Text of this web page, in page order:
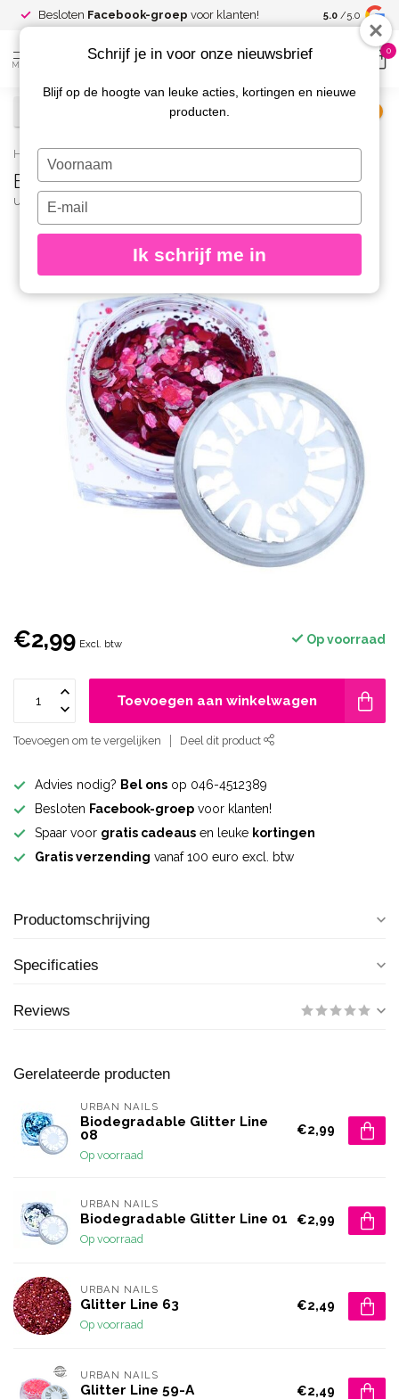
Besloten Facebook-groep voor klanten! Spaar voor
kortingen
5.0 /5.0
MENU
0
Home / Biodegradable Glitter Line 12
Biodegradable Glitter Line 12
URBAN NAILS
€2,99 Excl. btw Op voorraad
Toevoegen aan winkelwagen
Toevoegen om te vergelijken Deel dit product
Advies nodig? Bel ons op 046-4512389
Besloten Facebook-groep voor klanten!
Spaar voor gratis cadeaus en leuke kortingen
Gratis verzending vanaf 100 euro excl. btw
Productomschrijving
Specificaties
Reviews
Gerelateerde producten
URBAN NAILS
Biodegradable Glitter Line
08
Op voorraad
€2,99
URBAN NAILS
Biodegradable Glitter Line 01
Op voorraad
€2,99
URBAN NAILS
Glitter Line 63
Op voorraad
€2,49
URBAN NAILS
Glitter Line 59-A €2,49
Schrijf je in voor onze nieuwsbrief
Blijf op de hoogte van leuke acties, kortingen en nieuwe
producten.
Typ
je
naam
Typ
je
e-
in
Ik schrijf me in